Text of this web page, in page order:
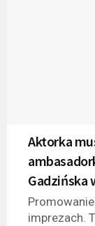
Aktorka
Gadzińska
imprezach.